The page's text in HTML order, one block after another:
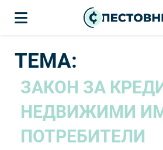
ТЕМА:
ЗАКОН ЗА
НЕДВИЖИМИ
ПОТРЕБИТЕЛИ